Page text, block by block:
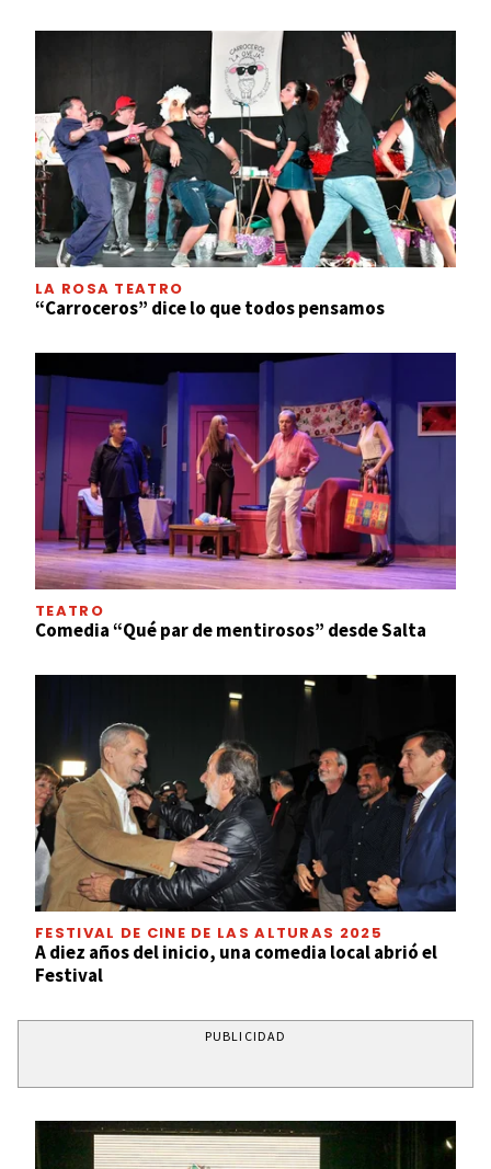
LA ROSA TEATRO
“Carroceros” dice lo que todos pensamos
TEATRO
Comedia “Qué par de mentirosos” desde Salta
FESTIVAL DE CINE DE LAS ALTURAS 2025
A diez años del inicio, una comedia local abrió el
Festival
PUBLICIDAD